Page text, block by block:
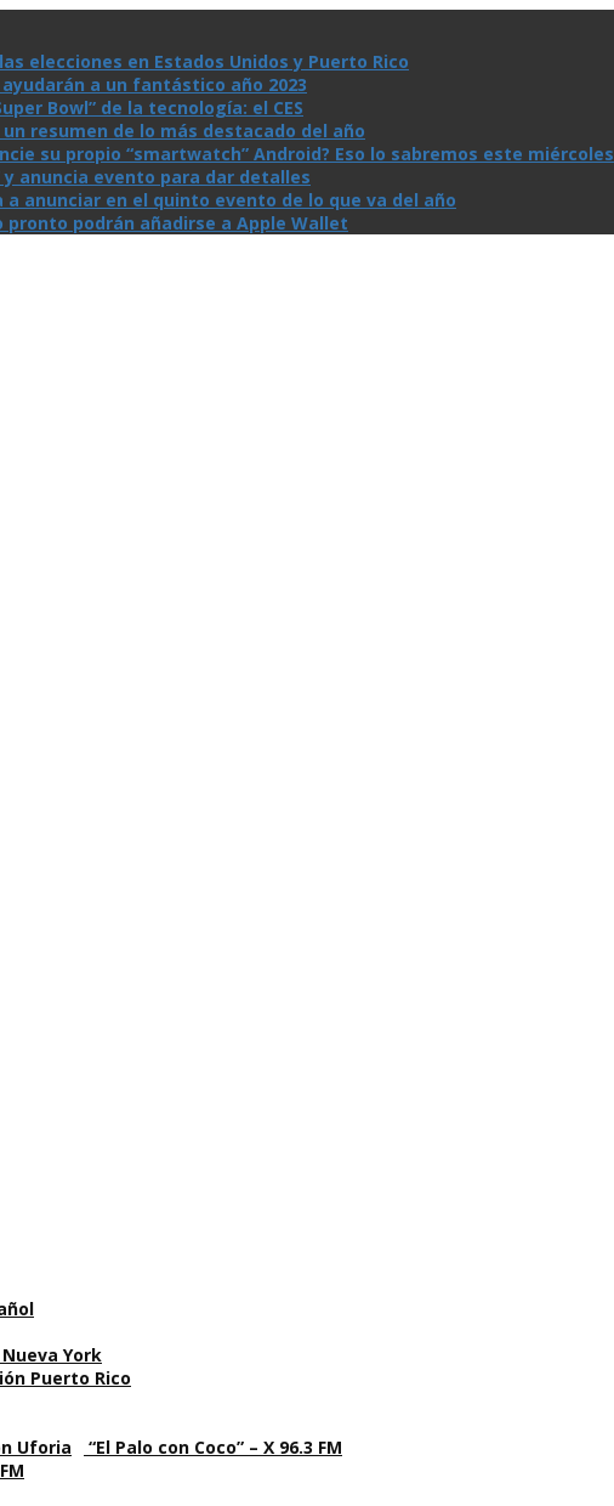
elecciones en Estados Unidos y Puerto Rico
a un fantástico año 2023
Bowl” de la tecnologí­a: el CES
resumen de lo más destacado del año
su propio “smartwatch” Android? Eso lo sabremos este miércoles
anuncia evento para dar detalles
a anunciar en el quinto evento de lo que va del año
pronto podrán añadirse a Apple Wallet
York
Puerto Rico
“El Palo con Coco” – X 96.3 FM